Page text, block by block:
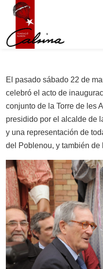
El pasado sábado 22 de
celebró el acto de
conjunto de la Torre de les
presidido por el alcalde de
y una representación de
del Poblenou, y también